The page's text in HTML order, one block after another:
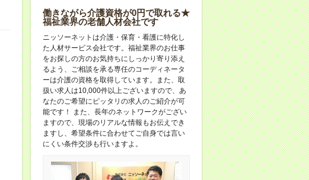
働きながら介護資格が0円で取れる★
福祉業界の老舗人材会社です
ニッソーネットは介護・保育・看護に特化し
た人材サービス会社です。福祉業界のお仕事
をお探しの方のお気持ちにしっかり寄り添え
るよう、ご相談を承る専任のコーディネータ
ーは介護の資格を取得しています。また、取
扱い求人は10,000件以上ございますので、あ
なたのご希望にピッタリの求人のご紹介が可
能です！ また、長年のネットワークがござい
ますので、現場のリアルな情報もお伝えでき
ますし、希望条件に合わせてご自身では言い
にくい条件交渉も行いますよ。